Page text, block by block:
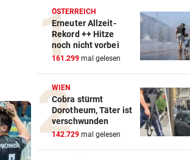
LIVE ab 17 Uhr: GAK gegen
Lustenau
ALLES WAR KLAR, DANN vor
Überraschende Gründe:
Drama um Ilzer-Ass!
GERICHTSENTSCHEIDUNG vor
ÖAMTC nicht gerufen: 130
Strafe für Lenker
ÖSTERREICH
Erneuter Allzeit-
Rekord ++ Hitze
noch nicht vorbei
161.299 mal gelesen
WIEN
Cobra stürmt
Dorotheum, Täter ist
verschwunden
142.729 mal gelesen